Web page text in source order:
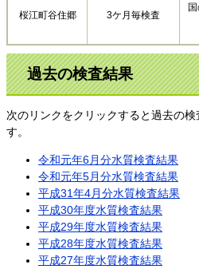
桜江町谷住郷 3ケ月毎検査
過去の検査結果
次のリンクをクリックすると過去の
す。
令和元年6月分水質検査結果
令和元年5月分水質検査結果
平成31年4月分水質検査結果
平成30年度水質検査結果
平成29年度水質検査結果
平成28年度水質検査結果
平成27年度水質検査結果